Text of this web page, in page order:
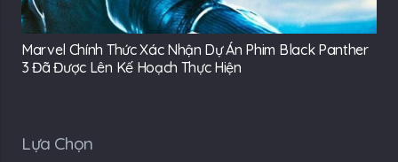
Marvel Chính Thức Xác Nhận Dự Án Phim Black Panther
3 Đã Được Lên Kế Hoạch Thực Hiện
Lựa Chọn